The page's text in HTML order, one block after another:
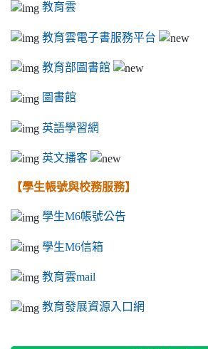
教育雲
教育雲電子書服務平台
教育部圖書館
圖書館
英語學習網
英文播客
【學生帳號與校務服務】
學生M6帳號公告
學生M6信箱
教育雲mail
教育發展資源入口網